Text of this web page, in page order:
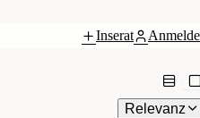
Inserat
Relevanz